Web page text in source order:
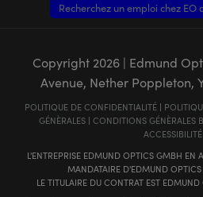
Recherchez un emploi chez
Copyright 2026| Edmund
Avenue, Nether Poppleton,
POLITIQUE DE CONFIDENTIALITÉ|
GÉNÈRALES| CONDITIONS GÉNÈRALES
ACCESSIBILITÉ
L'ENTREPRISE EDMUND OPTICS GMBH EN
MANDATAIRE D'EDMUND
LE TITULAIRE DU CONTRAT EST